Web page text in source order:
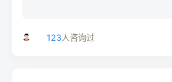
123人咨询过